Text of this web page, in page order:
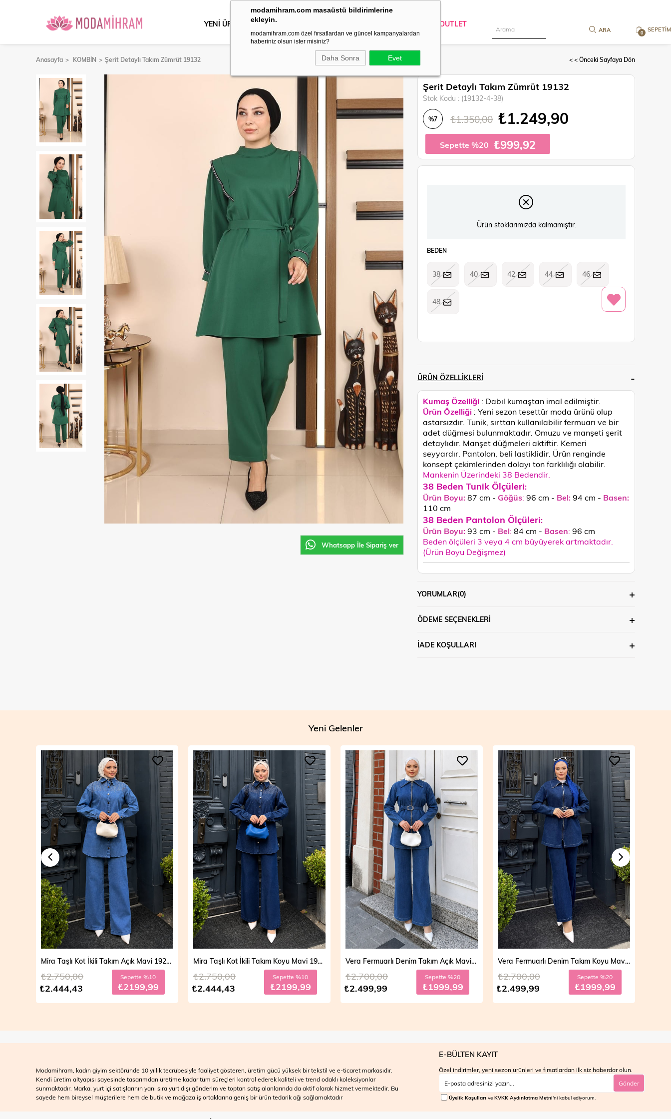
modamihram.com masaüstü bildirimlerine
ekleyin.
modamihram.com özel fırsatlardan ve güncel kampanyalardan
haberiniz olsun ister misiniz?
Daha Sonra Evet
SEPETIM
0
YENİ ÜRÜNLER DIŞ GİYİM OUTLET
Anasayfa KOMBİN Şerit Detaylı Takım Zümrüt 19132 < < Önceki Sayfaya Dön
Whatsapp İle Sipariş ver
Şerit Detaylı Takım Zümrüt 19132
Stok Kodu (19132-4-38)
%7 ₺1.350,00 ₺1.249,90
Sepette %20 ₺999,92
Ürün stoklarımızda kalmamıştır.
BEDEN
38 40 42 44 46
48
ÜRÜN ÖZELLIKLERI
Kumaş Özelliği : Dabıl kumaştan imal edilmiştir.
Ürün Özelliği : Yeni sezon tesettür moda ürünü olup
astarsızdır. Tunik, sırttan kullanılabilir fermuarı ve bir
adet düğmesi bulunmaktadır. Omuzu ve manşeti şerit
detaylıdır. Manşet düğmeleri aktiftir. Kemeri
seyyardır. Pantolon, beli lastiklidir. Ürün renginde
konsept çekimlerinden dolayı ton farklılığı olabilir.
Mankenin Üzerindeki 38 Bedendir.
38 Beden Tunik Ölçüleri:
Ürün Boyu:87 cm - Göğüs: 96 cm - Bel:94 cm - Basen:
110 cm
38 Beden Pantolon Ölçüleri:
Ürün Boyu:93 cm - Bel: 84 cm - Basen: 96 cm
Beden ölçüleri 3 veya 4 cm büyüyerek artmaktadır.
(Ürün Boyu Değişmez)
YORUMLAR(0)
ÖDEME SEÇENEKLERI
İADE KOŞULLARI
Yeni Gelenler
Mira Taşlı Kot İkili Takım Koyu Mavi 19286
₺2.444,43
₺2.750,00 Sepette %10
₺2199,99
Vera Fermuarlı Denim Takım Açık Mavi 19298
₺2.499,99
₺2.700,00 Sepette %20
₺1999,99
Vera Fermuarlı Denim Takım Koyu Mavi 19298
₺2.499,99
₺2.700,00 Sepette %20
₺1999,99
Mila Çift Düğmeli Kot Trençkot Açık Mavi 19290
₺3.999,99
₺4.700,00 Sepette %10
₺3599,99
Modamihram, kadın giyim sektöründe 10 yıllık tecrübesiyle faaliyet gösteren, üretim gücü yüksek bir tekstil ve e-ticaret markasıdır.
Kendi üretim altyapısı sayesinde tasarımdan üretime kadar tüm süreçleri kontrol ederek kaliteli ve trend odaklı koleksiyonlar
sunmaktadır. Marka, yurt içi satışlarının yanı sıra yurt dışı gönderim ve toptan satış alanlarında da aktif olarak hizmet vermektedir. Bu
sayede hem bireysel müşterilere hem de butik ve mağaza iş ortaklarına geniş bir ürün tedarik ağı sağlamaktadır
E-BÜLTEN KAYIT
Özel indirimler, yeni sezon ürünleri ve fırsatlardan ilk siz haberdar olun.
Gönder
Üyelik Koşulları ve KVKK Aydınlatma Metni'ni kabul ediyorum.